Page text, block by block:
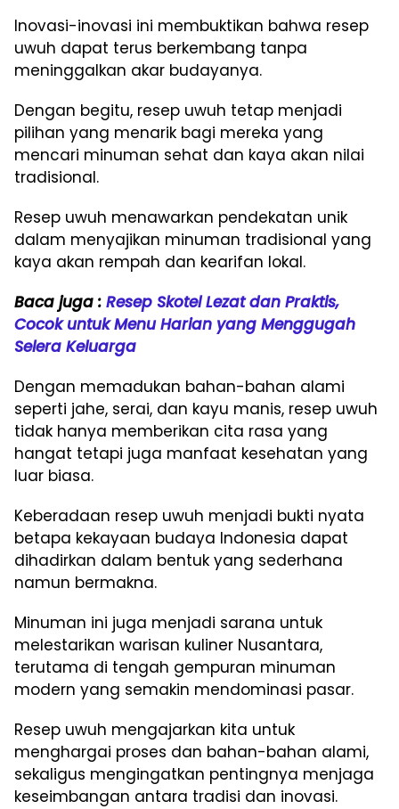
Inovasi-inovasi ini membuktikan bahwa resep
uwuh dapat terus berkembang tanpa
meninggalkan akar budayanya.
Dengan begitu, resep uwuh tetap menjadi
pilihan yang menarik bagi mereka yang
mencari minuman sehat dan kaya akan nilai
tradisional.
Resep uwuh menawarkan pendekatan unik
dalam menyajikan minuman tradisional yang
kaya akan rempah dan kearifan lokal.
Baca juga : Resep Skotel Lezat dan Praktis,
Cocok untuk Menu Harian yang Menggugah
Selera Keluarga
Dengan memadukan bahan-bahan alami
seperti jahe, serai, dan kayu manis, resep uwuh
tidak hanya memberikan cita rasa yang
hangat tetapi juga manfaat kesehatan yang
luar biasa.
Keberadaan resep uwuh menjadi bukti nyata
betapa kekayaan budaya Indonesia dapat
dihadirkan dalam bentuk yang sederhana
namun bermakna.
Minuman ini juga menjadi sarana untuk
melestarikan warisan kuliner Nusantara,
terutama di tengah gempuran minuman
modern yang semakin mendominasi pasar.
Resep uwuh mengajarkan kita untuk
menghargai proses dan bahan-bahan alami,
sekaligus mengingatkan pentingnya menjaga
keseimbangan antara tradisi dan inovasi.